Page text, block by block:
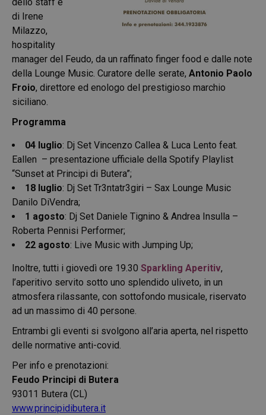
di Irene
Milazzo,
hospitality
manager del Feudo, da un raffinato finger food e dalle note
della Lounge Music. Curatore delle serate, Antonio Paolo
Froio, direttore ed enologo del prestigioso marchio
siciliano.
Programma
04 luglio: Dj Set Vincenzo Callea & Luca Lento feat.
Eallen – presentazione ufficiale della Spotify Playlist
“Sunset at Principi di Butera”;
18 luglio: Dj Set Tr3ntatr3giri – Sax Lounge Music
Danilo DiVendra;
1 agosto: Dj Set Daniele Tignino & Andrea Insulla –
Roberta Pennisi Performer;
22 agosto: Live Music with Jumping Up;
Inoltre, tutti i giovedì ore 19.30 Sparkling Aperitiv,
l’aperitivo servito sotto uno splendido uliveto, in un
atmosfera rilassante, con sottofondo musicale, riservato
ad un massimo di 40 persone.
Entrambi gli eventi si svolgono all’aria aperta, nel rispetto
delle normative anti-covid.
Per info e prenotazioni:
Feudo Principi di Butera
93011 Butera (CL)
www.principidibutera.it